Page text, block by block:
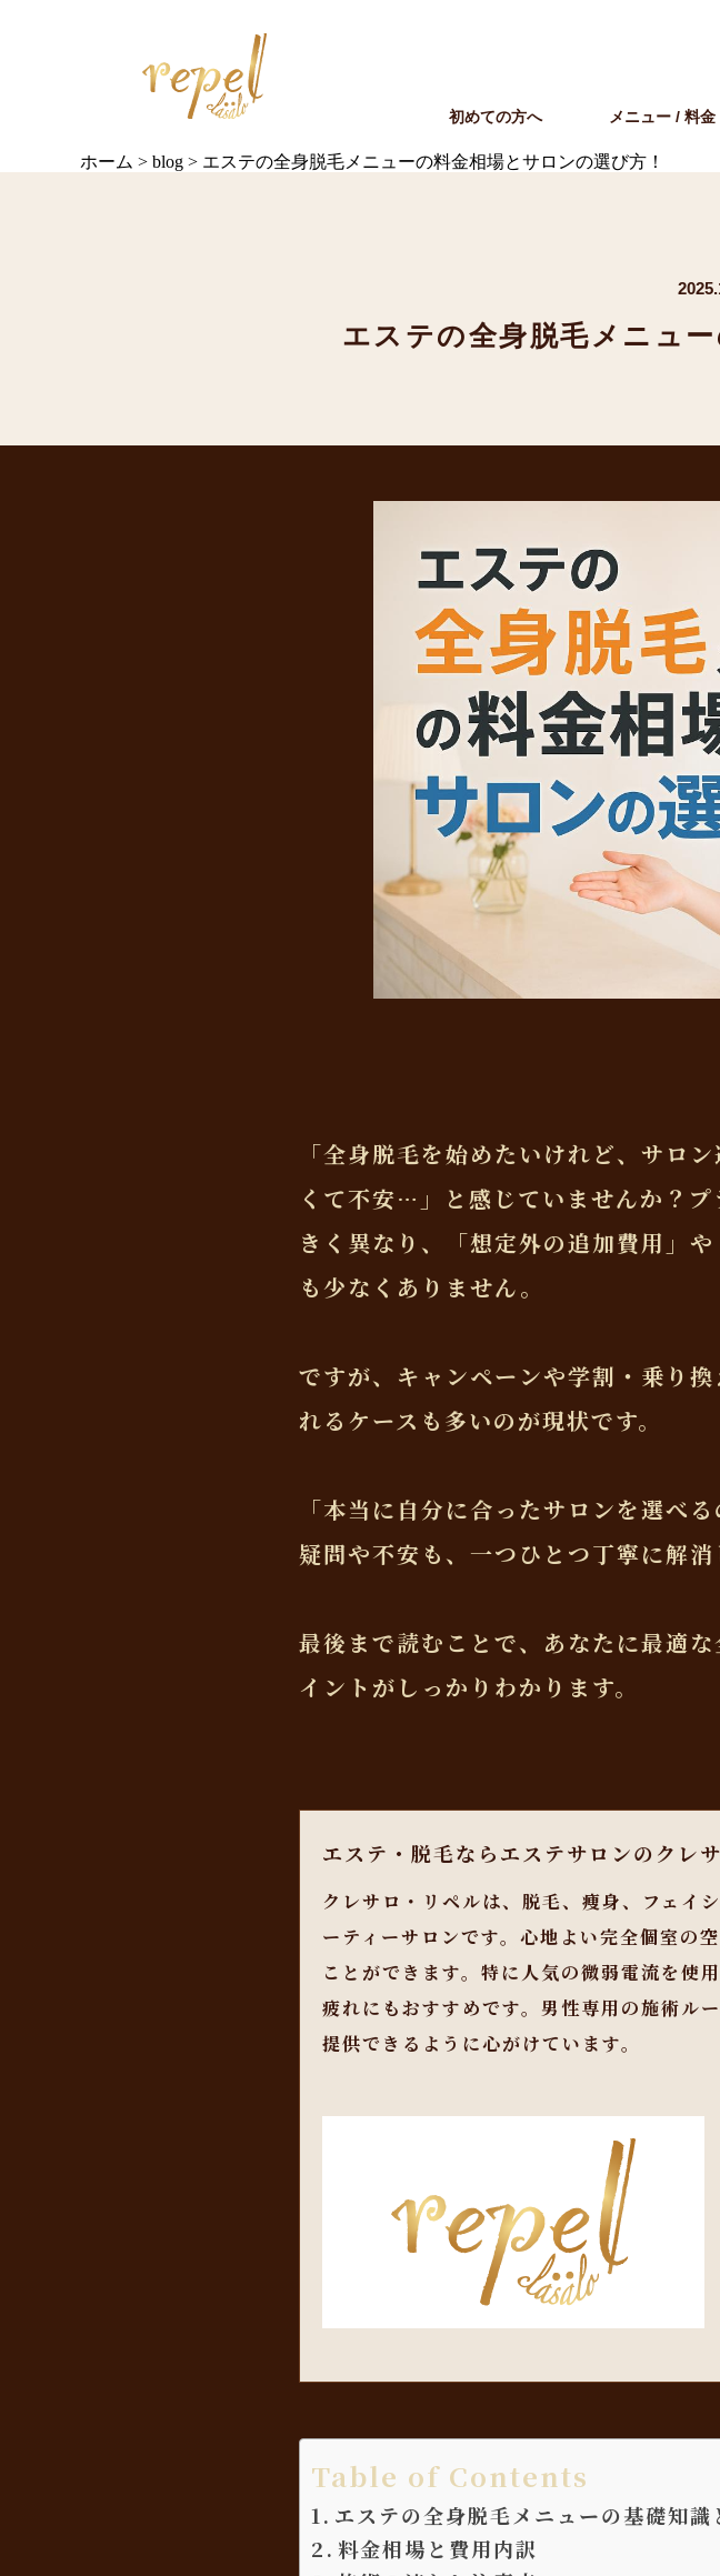
初めての方へ メニュー / 料金
ホーム > blog > エステの全身脱毛メニューの料金相場とサロンの選び方！
エステの全身脱毛メニュ
「全身脱毛を始めたいけれど、サロ
くて不安…」と感じていませんか？
きく異なり、「想定外の追加費用」
も少なくありません。
ですが、キャンペーンや学割・乗り
れるケースも多いのが現状です。
「本当に自分に合ったサロンを選べ
疑問や不安も、一つひとつ丁寧に解消
最後まで読むことで、あなたに最適
イントがしっかりわかります。
エステ・脱毛ならエステサロンのクレ
クレサロ・リペルは、脱毛、痩身、フェイ
ーティーサロンです。心地よい完全個室の
ことができます。特に人気の微弱電流を使
疲れにもおすすめです。男性専用の施術ル
提供できるように心がけています。
Table of Contents
エステの全身脱毛メニューの基礎知識
料金相場と費用内訳